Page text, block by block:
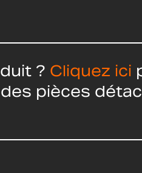
? Cliquez ici
pièces